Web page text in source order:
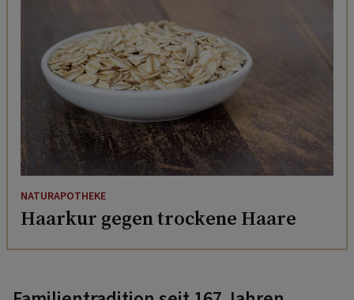
NATURAPOTHEKE
Haarkur gegen trockene Haare